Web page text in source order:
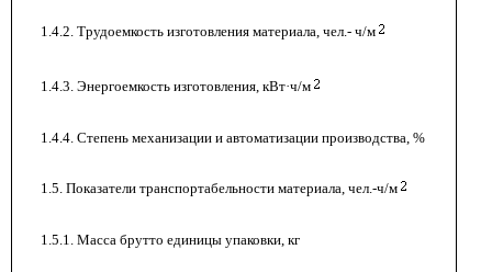
1.4.2. Трудоемкость изготовления материала, чел.- ч/м
1.4.3. Энергоемкость изготовления, кВт·ч/м
1.4.4. Степень механизации и автоматизации производства, %
1.5. Показатели транспортабельности материала, чел.-ч/м
1.5.1. Масса брутто единицы упаковки, кг